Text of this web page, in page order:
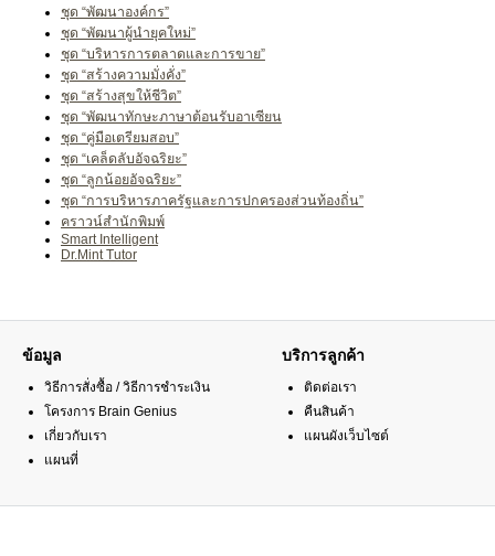
ชุด “พัฒนาองค์กร”
ชุด “พัฒนาผู้นำยุคใหม่”
ชุด “บริหารการตลาดและการขาย”
ชุด “สร้างความมั่งคั่ง”
ชุด “สร้างสุขให้ชีวิต”
ชุด “พัฒนาทักษะภาษาต้อนรับอาเซียน
ชุด “คู่มือเตรียมสอบ”
ชุด “เคล็ดลับอัจฉริยะ”
ชุด “ลูกน้อยอัจฉริยะ”
ชุด “การบริหารภาครัฐและการปกครองส่วนท้องถิ่น”
คราวน์สำนักพิมพ์
Smart Intelligent
Dr.Mint Tutor
ข้อมูล
วิธีการสั่งซื้อ / วิธีการชำระเงิน
โครงการ Brain Genius
เกี่ยวกับเรา
แผนที่
บริการลูกค้า
ติดต่อเรา
คืนสินค้า
แผนผังเว็บไซต์